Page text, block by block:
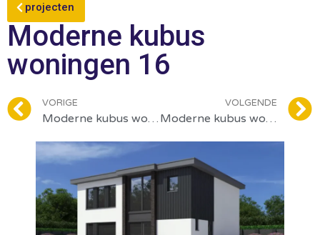
projecten
Moderne kubus
woningen 16
VORIGE
Moderne kubus woningen 17
VOLGENDE
Moderne kubus woningen 15